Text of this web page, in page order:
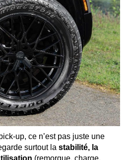
up, ce n’est pas juste une
surtout la stabilité, la
(remorque, charge,